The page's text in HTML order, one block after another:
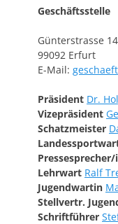
Geschäftsstelle
Günterstrasse 14
99092 Erfurt
E-Mail:
Präsident Dr.
Vizepräsident
Schatzmeister
Lehrwart Ralf
Jugendwartin
Stellvertr.
Schriftführer